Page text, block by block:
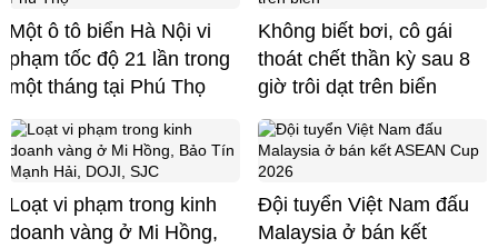
Một ô tô biển Hà Nội vi
phạm tốc độ 21 lần trong
một tháng tại Phú Thọ
Không biết bơi, cô gái
thoát chết thần kỳ sau 8
giờ trôi dạt trên biển
Loạt vi phạm trong kinh
doanh vàng ở Mi Hồng,
Đội tuyển Việt Nam đấu
Malaysia ở bán kết